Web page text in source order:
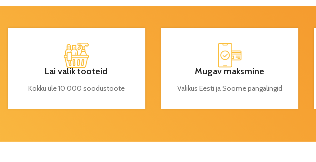
Lai valik tooteid
Kokku üle 10 000 soodustoote
Mugav maksmine
Valikus Eesti ja Soome pangalingid